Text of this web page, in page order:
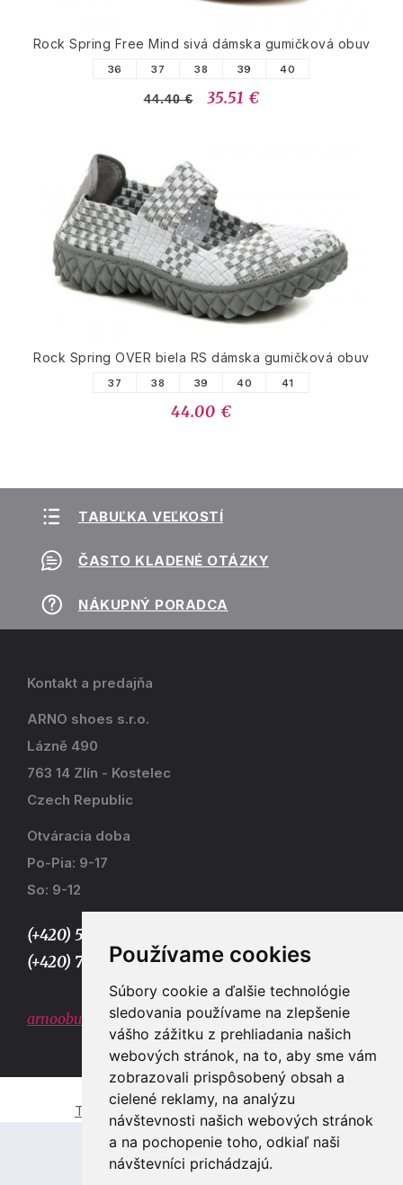
Používame cookies
Súbory cookie a ďalšie technológie
sledovania používame na zlepšenie
vášho zážitku z prehliadania našich
webových stránok, na to, aby sme vám
zobrazovali prispôsobený obsah a
cielené reklamy, na analýzu
návštevnosti našich webových stránok
a na pochopenie toho, odkiaľ naši
návštevníci prichádzajú.
Rock Spring Free Mind sivá dámska gumičková obuv
36 37 38 39 40
44.40 € 35.51 €
Rock Spring OVER biela RS dámska gumičková obuv
37 38 39 40 41
44.00 €
TABUĽKA VEĽKOSTÍ
ČASTO KLADENÉ OTÁZKY
NÁKUPNÝ PORADCA
Kontakt a predajňa
ARNO shoes s.r.o.
Lázně 490
763 14 Zlín - Kostelec
Czech Republic
Otváracia doba
Po-Pia: 9-17
So: 9-12
(+420) 577 915 036,
(+420) 773 667 390
arnoobuv@gmail.com
Tvorba e-shopů a webových stránek Zlín